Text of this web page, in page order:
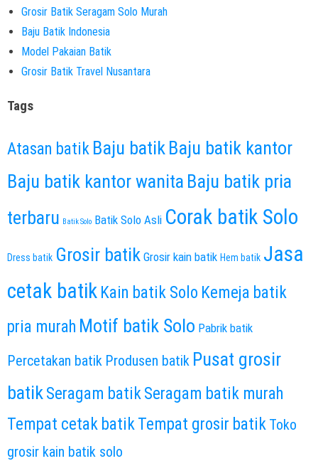
Grosir Batik Seragam Solo Murah
Baju Batik Indonesia
Model Pakaian Batik
Grosir Batik Travel Nusantara
Tags
Atasan batik Baju batik Baju batik kantor
Baju batik kantor wanita Baju batik pria
terbaru Batik Solo Batik Solo Asli Corak batik Solo
Dress batik Grosir batik Grosir kain batik Hem batik Jasa
cetak batik Kain batik Solo Kemeja batik
pria murah Motif batik Solo Pabrik batik
Percetakan batik Produsen batik Pusat grosir
batik Seragam batikSeragam batik murah
Tempat cetak batikTempat grosir batik Toko
grosir kain batik solo